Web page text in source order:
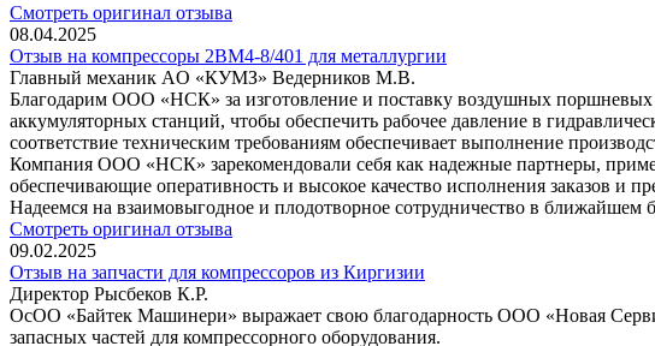
Смотреть оригинал отзыва
08.04.2025
Отзыв на компрессоры 2ВМ4-8/401 для металлургии
Главный механик AO «КУМЗ» Ведерников М.В.
Благодарим ООО «НСК» за изготовление и поставку воздушных поршневых
аккумуляторных станций, чтобы обеспечить рабочее давление в
соответствие техническим требованиям обеспечивает выполнение
Компания ООО «НСК» зарекомендовали себя как надежные партнеры,
обеспечивающие оперативность и высокое качество исполнения заказов и
Надеемся на взаимовыгодное и плодотворное сотрудничество в ближайшем
Смотреть оригинал отзыва
09.02.2025
Отзыв на запчасти для компрессоров из Киргизии
Директор Рысбеков К.Р.
ОсОО «Байтек Машинери» выражает свою благодарность ООО «Новая
запасных частей для компрессорного оборудования.